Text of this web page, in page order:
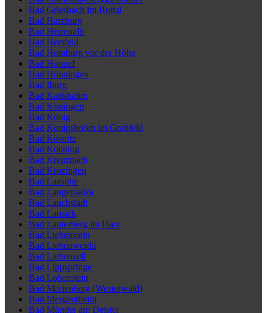
Bad Griesbach im Rottal
Bad Harzburg
Bad Herrenalb
Bad Hersfeld
Bad Homburg vor der Höhe
Bad Honnef
Bad Hönningen
Bad Iburg
Bad Karlshafen
Bad Kissingen
Bad König
Bad Königshofen im Grabfeld
Bad Köstritz
Bad Kötzting
Bad Kreuznach
Bad Krozingen
Bad Laasphe
Bad Langensalza
Bad Lauchstädt
Bad Lausick
Bad Lauterberg im Harz
Bad Liebenstein
Bad Liebenwerda
Bad Liebenzell
Bad Lippspringe
Bad Lobenstein
Bad Marienberg (Westerwald)
Bad Mergentheim
Bad Münder am Deister